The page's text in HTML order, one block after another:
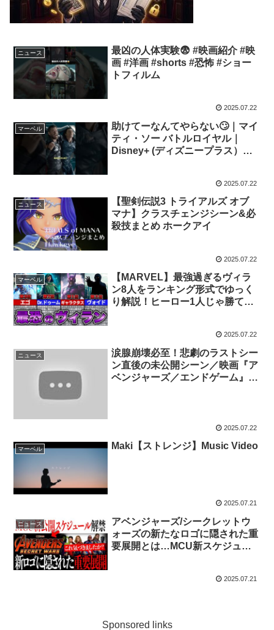
ニュース
最凶の人体実験😨 #映画紹介 #映
画 #洋画 #shorts #恐怖 #ショー
トフィルム
2025.07.22
マーベル
助けてーなんてやらない🙄｜マイ
ティ・ソー バトルロイヤル｜
Disney+ (ディズニープラス）
2025.07.22
ニュース
【聖剣伝説3 トライアルズ オブ
マナ】クラスチェンジシーン&必
殺技まとめ ホークアイ
2025.07.22
マーベル
【MARVEL】最強過ぎるヴィラ
ン8人をランキング形式でゆっく
り解説！ヒーロー1人じゃ勝てな
2025.07.22
ニュース
涙腺崩壊必至！悲劇のラストシー
ン直後の未公開シーン／映画『ア
ベンジャーズ／エンドゲーム』
2025.07.22
マーベル Maki【ストレンジ】Music Video
2025.07.21
ニュース
アベンジャーズ/シークレットウ
ォーズの新たなロゴに隠された重
要展開とは…MCU新スケジュー
2025.07.21
Sponsored links